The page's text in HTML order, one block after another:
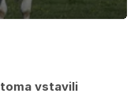
vstavili